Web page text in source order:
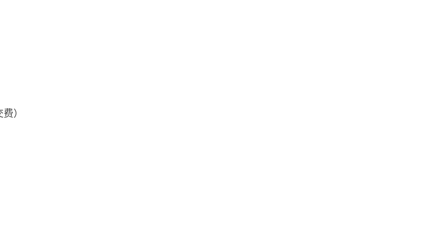
）